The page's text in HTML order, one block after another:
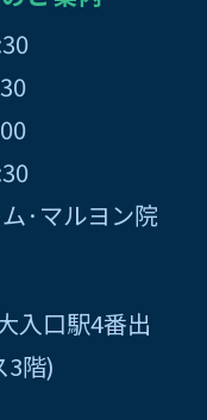
·マルヨン院
入口駅4番出
3階)